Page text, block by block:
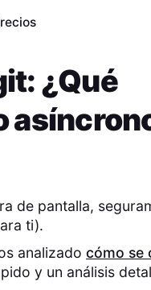
: ¿Qué
de pantalla,
ti).
analizado cómo se
y un análisis